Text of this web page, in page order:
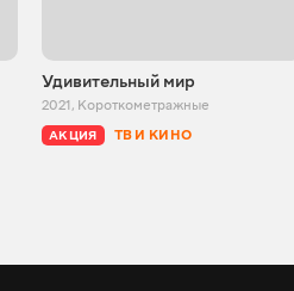
Удивительный мир
2021, Короткометражные
АКЦИЯ ТВ И КИНО